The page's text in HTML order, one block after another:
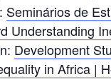
Seminários de
Understanding
Development
in Africa |